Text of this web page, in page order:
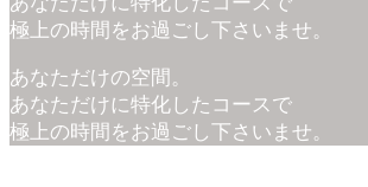
極上の時間をお過ごし下さいませ。
あなただけの空間。
あなただけに特化したコースで
極上の時間をお過ごし下さいませ。